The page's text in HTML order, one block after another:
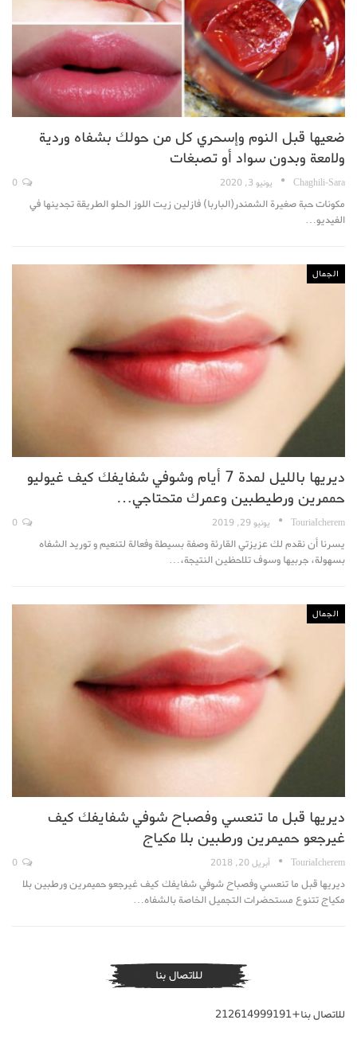
ضعيها قبل النوم وإسحري كل من حولك بشفاه وردية
ولامعة وبدون سواد أو تصبغات
Chaghili-Sara يونيو 3, 2020
مكونات حبة صغيرة الشمندر(الباربا) فازلين زيت اللوز الحلو الطريقة تجدينها في
الفيديو…
الجمال
ديريها بالليل لمدة 7 أيام وشوفي شفايفك كيف غيوليو
حممرين ورطيطبين وعمرك متحتاجي…
TouriaIcherem يونيو 29, 2019
يسرنا أن نقدم لك عزيزتي القارئة وصفة بسيطة وفعالة لتنعيم و توريد الشفاه
بسهولة، جربيها وسوف تلاحظين النتيجة،…
الجمال
ديريها قبل ما تنعسي وفصباح شوفي شفايفك كيف
غيرجعو حميمرين ورطبين بلا مكياج
TouriaIcherem أبريل 20, 2018
ديريها قبل ما تنعسي وفصباح شوفي شفايفك كيف غيرجعو حميمرين ورطبين بلا
مكياج تتنوع مستحضرات التجميل الخاصة بالشفاه…
للاتصال بنا
للاتصال بنا+212614999191